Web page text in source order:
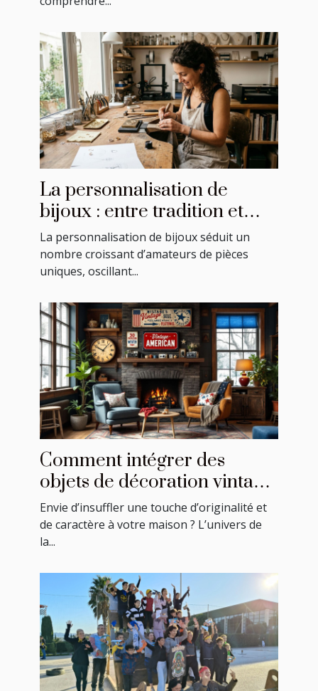
La personnalisation de
bijoux : entre tradition et
modernité
La personnalisation de bijoux séduit un
nombre croissant d’amateurs de pièces
uniques, oscillant...
Comment intégrer des
objets de décoration vintage
américains dans votre
intérieur ?
Envie d’insuffler une touche d’originalité et
de caractère à votre maison ? L’univers de
la...